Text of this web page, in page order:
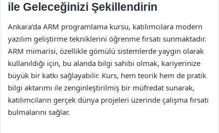
ile Geleceğinizi Şekillendirin
Ankara’da ARM programlama kursu, katılımcılara modern
yazılım geliştirme tekniklerini öğrenme fırsatı sunmaktadır.
ARM mimarisi, özellikle gömülü sistemlerde yaygın olarak
kullanıldığı için, bu alanda bilgi sahibi olmak, kariyerinize
büyük bir katkı sağlayabilir. Kurs, hem teorik hem de pratik
bilgi aktarımı ile zenginleştirilmiş bir müfredat sunarak,
katılımcıların gerçek dünya projeleri üzerinde çalışma fırsatı
bulmalarını sağlar.